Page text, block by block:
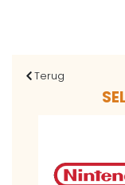
Terug